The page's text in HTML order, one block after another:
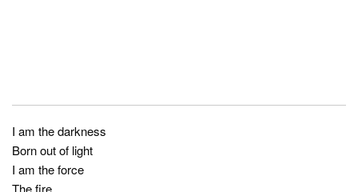
I am the darkness
Born out of light
I am the force